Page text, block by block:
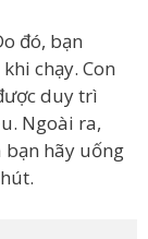
đó, bạn
chạy. Con
duy trì
Ngoài ra,
hãy uống